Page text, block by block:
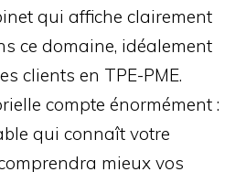
qui affiche clairement
ce domaine, idéalement
clients en TPE-PME.
compte énormément :
qui connaît votre
mieux vos